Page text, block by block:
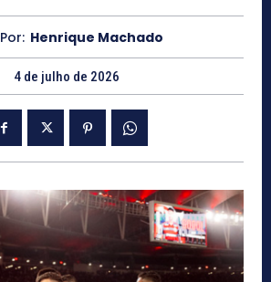
Por: Henrique Machado
4 de julho de 2026